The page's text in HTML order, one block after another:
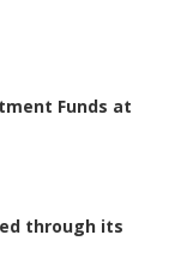
Funds at
through its